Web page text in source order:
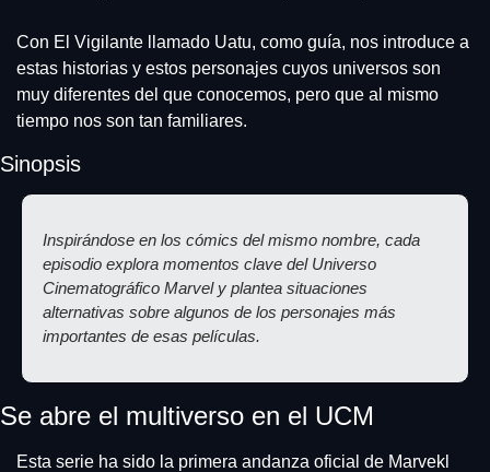
Con El Vigilante llamado Uatu, como guía, nos introduce a
estas historias y estos personajes cuyos universos son
muy diferentes del que conocemos, pero que al mismo
tiempo nos son tan familiares.
Sinopsis
Inspirándose en los cómics del mismo nombre, cada
episodio explora momentos clave del Universo
Cinematográfico Marvel y plantea situaciones
alternativas sobre algunos de los personajes más
importantes de esas películas.
Se abre el multiverso en el UCM
Esta serie ha sido la primera andanza oficial de Marvekl